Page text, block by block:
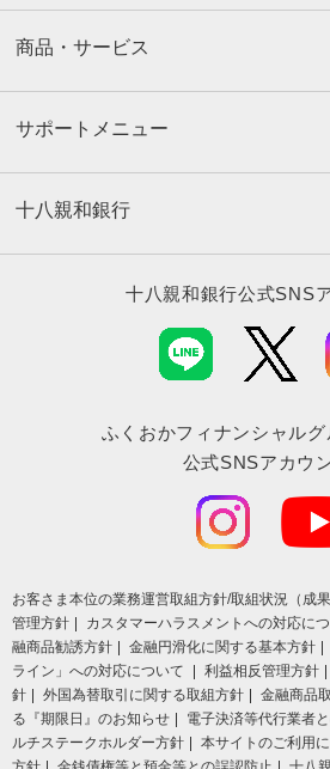
商品・サービス
サポートメニュー
十八親和銀行
十八親和銀行公式SNS
ふくおかフィナンシャル
公式SNSアカウ
お客さま本位の業務運営取組⽅針/取組状況（成果
管理方針
カスタマーハラスメントへの対応に
融商品勧誘方針
金融円滑化に関する基本方針
ライン」への対応について
利益相反管理方針
針
外国為替取引に関する取組方針
金融商品
る『期限日』のお知らせ
電子決済等代行業者
ルチステークホルダー方針
本サイトのご利用